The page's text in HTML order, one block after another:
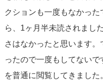
クションも一度もなかっ
ら、1ヶ月半未読されまし
さはなかったと思います
ったので一度もしてない
を普通に閲覧してきまし